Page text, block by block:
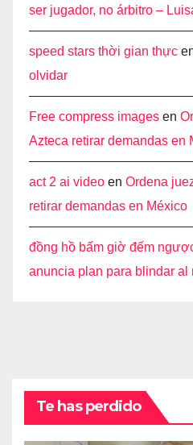
ser jugador, no árbitro –
speed stars thời gian thực
olvidar
Free compress images en
Azteca retirar demandas en
act 2 ai video en Ordena
retirar demandas en México
đồng hồ bấm giờ đếm
anuncia plan para blindar al
Te has perdido